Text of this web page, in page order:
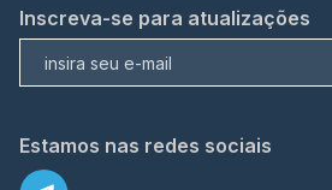
Inscreva-se para atualizações
Estamos nas redes sociais